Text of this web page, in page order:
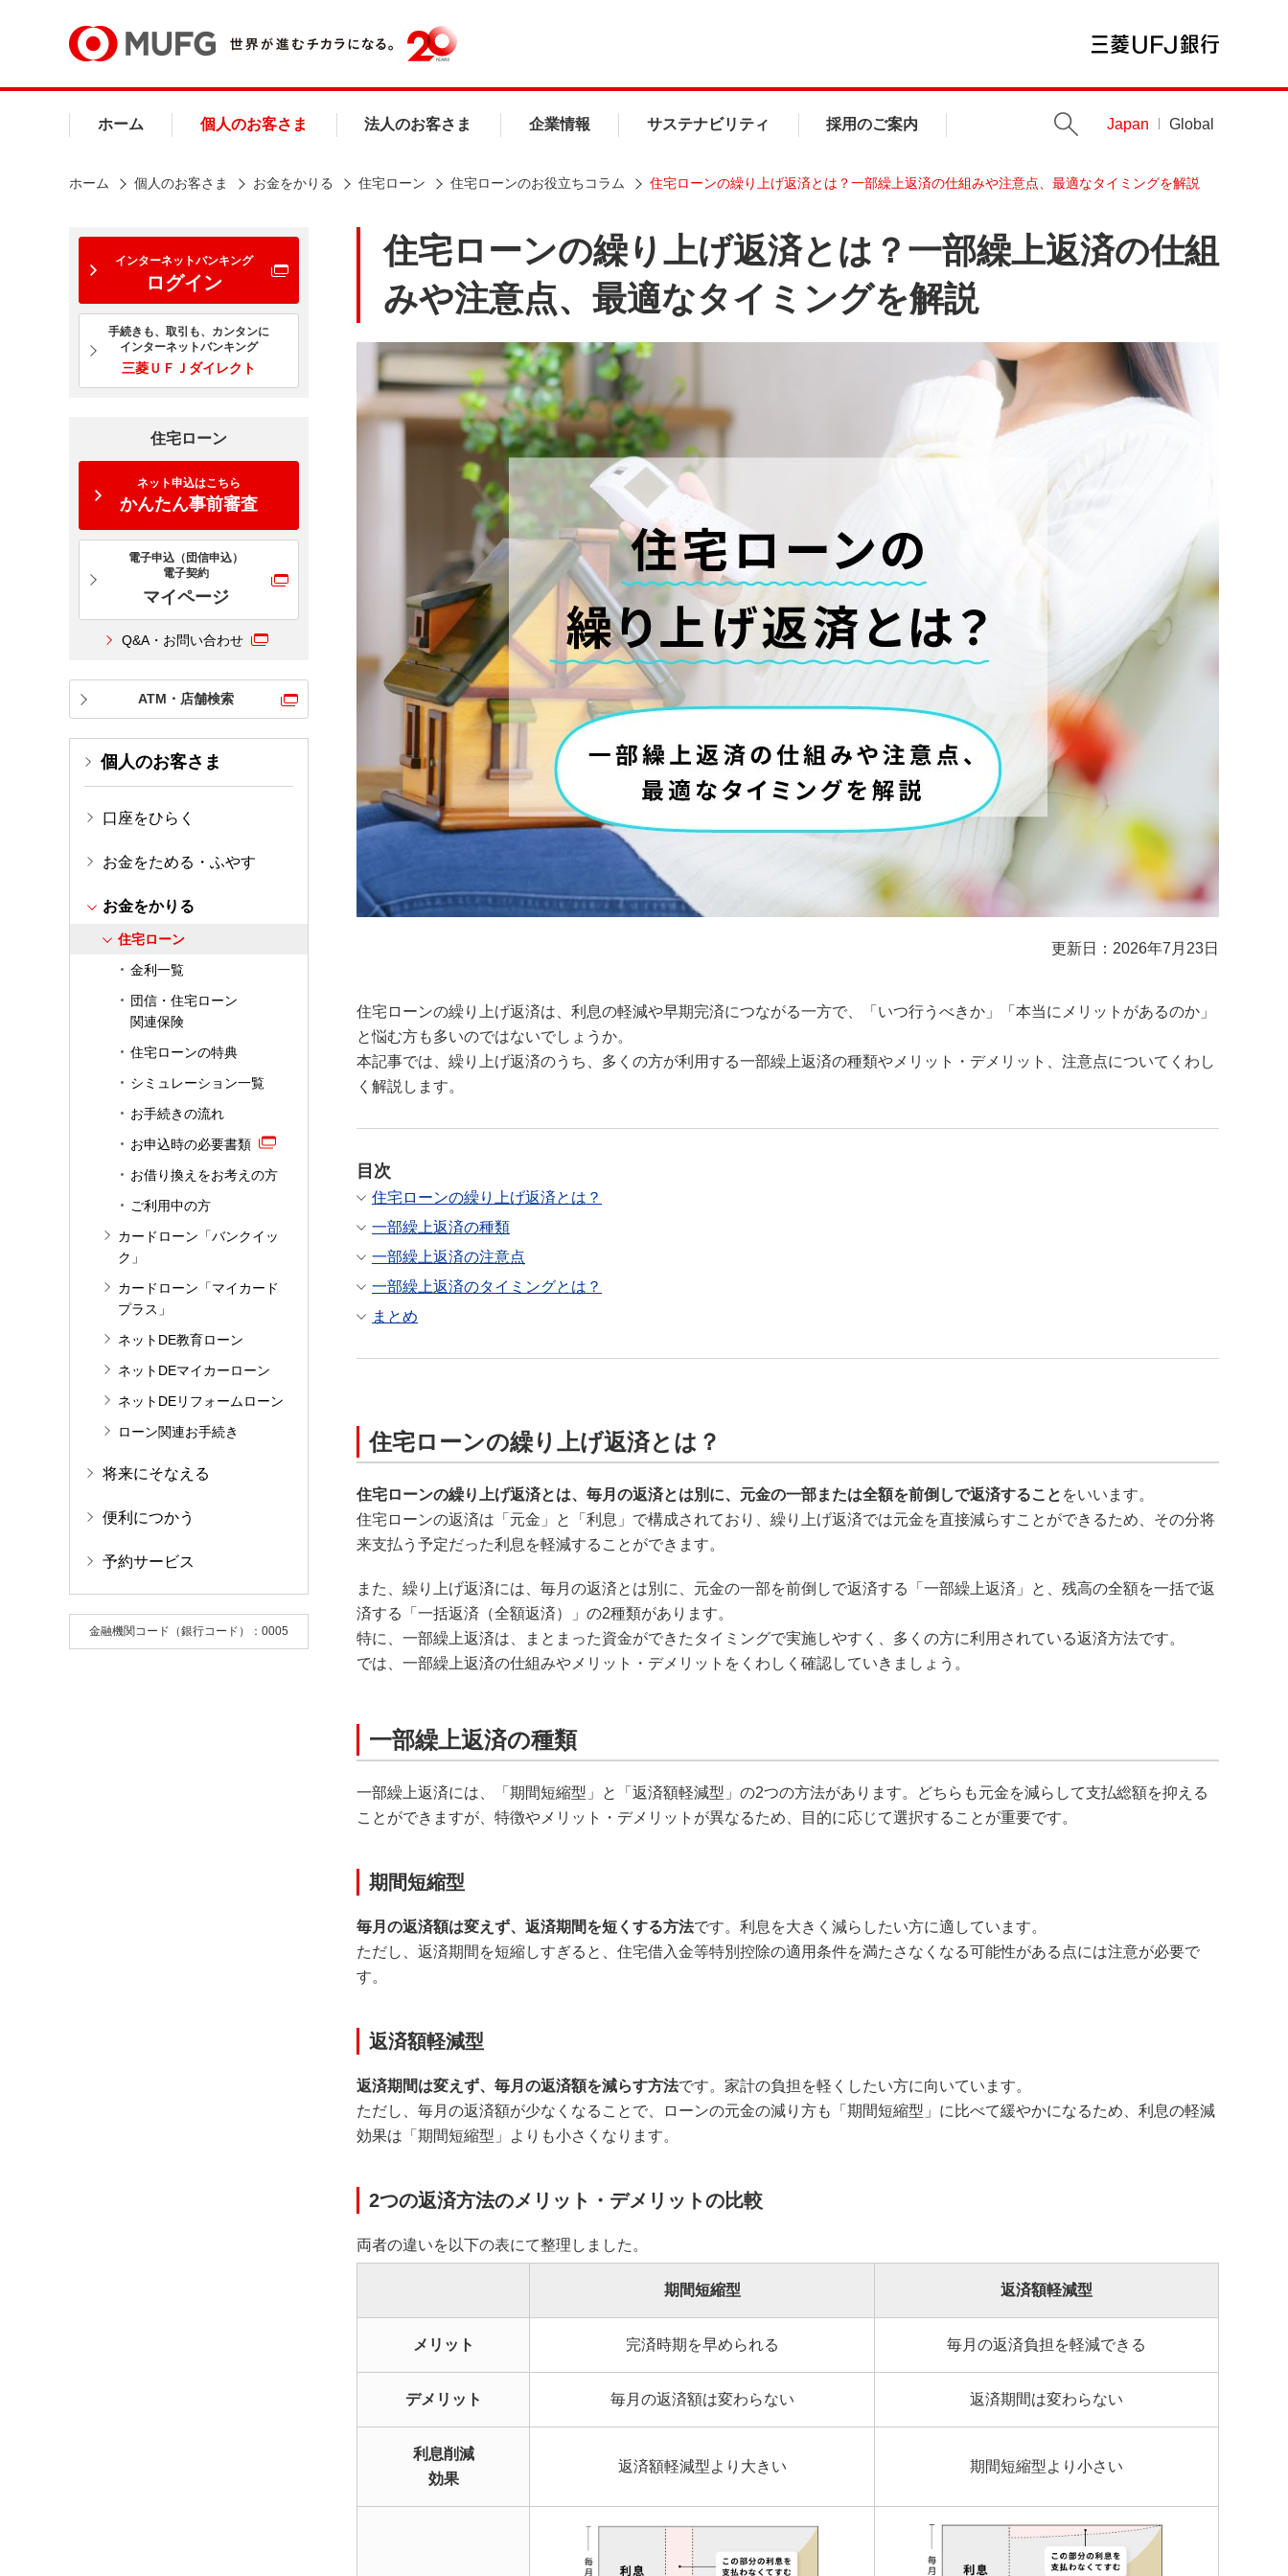
ホーム 個人のお客さま 法人のお客さま 企業情報 サステナビリティ 採用のご案内 Japan Global
ホーム 個人のお客さま お金をかりる 住宅ローン 住宅ローンのお役立ちコラム 住宅ローンの繰り上げ返済とは？一部繰上返済の仕組みや注意点、最適なタイミングを解説
インターネットバンキング
ログイン
手続きも、取引も、カンタンに
インターネットバンキング
三菱ＵＦＪダイレクト
住宅ローン
ネット申込はこちら
かんたん事前審査
電子申込（団信申込）
電子契約
マイページ
Q&A・お問い合わせ
ATM・店舗検索
個人のお客さま
口座をひらく
お金をためる・ふやす
お金をかりる
住宅ローン
金利一覧
団信・住宅ローン
関連保険
住宅ローンの特典
シミュレーション一覧
お手続きの流れ
お申込時の必要書類
お借り換えをお考えの方
ご利用中の方
カードローン「バンクイッ
ク」
カードローン「マイカード
プラス」
ネットDE教育ローン
ネットDEマイカーローン
ネットDEリフォームローン
ローン関連お手続き
将来にそなえる
便利につかう
予約サービス
金融機関コード（銀行コード）：0005
住宅ローンの繰り上げ返済とは？一部繰上返済の仕組
みや注意点、最適なタイミングを解説
更新日：2026年7月23日
住宅ローンの繰り上げ返済は、利息の軽減や早期完済につながる一方で、「いつ行うべきか」「本当にメリットがあるのか」
と悩む方も多いのではないでしょうか。
本記事では、繰り上げ返済のうち、多くの方が利用する一部繰上返済の種類やメリット・デメリット、注意点についてくわし
く解説します。
目次
住宅ローンの繰り上げ返済とは？
一部繰上返済の種類
一部繰上返済の注意点
一部繰上返済のタイミングとは？
まとめ
住宅ローンの繰り上げ返済とは？
住宅ローンの繰り上げ返済とは、毎月の返済とは別に、元金の一部または全額を前倒しで返済すること をいいます。
住宅ローンの返済は「元金」と「利息」で構成されており、繰り上げ返済では元金を直接減らすことができるため、その分将
来支払う予定だった利息を軽減することができます。
また、繰り上げ返済には、毎月の返済とは別に、元金の一部を前倒しで返済する「一部繰上返済」と、残高の全額を一括で返
済する「一括返済（全額返済）」の2種類があります。
特に、一部繰上返済は、まとまった資金ができたタイミングで実施しやすく、多くの方に利用されている返済方法です。
では、一部繰上返済の仕組みやメリット・デメリットをくわしく確認していきましょう。
一部繰上返済の種類
一部繰上返済には、「期間短縮型」と「返済額軽減型」の2つの方法があります。どちらも元金を減らして支払総額を抑える
ことができますが、特徴やメリット・デメリットが異なるため、目的に応じて選択することが重要です。
期間短縮型
毎月の返済額は変えず、返済期間を短くする方法です。利息を大きく減らしたい方に適しています。
ただし、返済期間を短縮しすぎると、住宅借入金等特別控除の適用条件を満たさなくなる可能性がある点には注意が必要で
す。
返済額軽減型
返済期間は変えず、毎月の返済額を減らす方法です。家計の負担を軽くしたい方に向いています。
ただし、毎月の返済額が少なくなることで、ローンの元金の減り方も「期間短縮型」に比べて緩やかになるため、利息の軽減
効果は「期間短縮型」よりも小さくなります。
2つの返済方法のメリット・デメリットの比較
両者の違いを以下の表にて整理しました。
期間短縮型 返済額軽減型
メリット 完済時期を早められる 毎月の返済負担を軽減できる
デメリット 毎月の返済額は変わらない 返済期間は変わらない
利息削減
効果
返済額軽減型より大きい 期間短縮型より小さい